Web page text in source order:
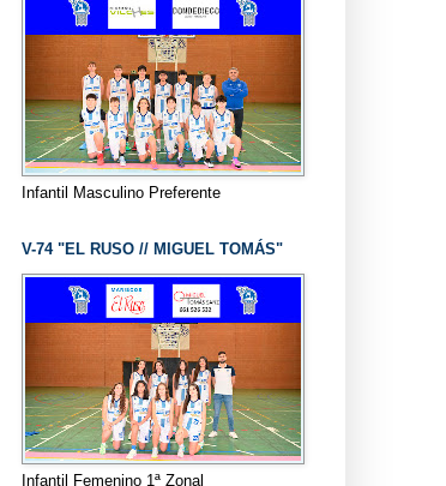
Infantil Masculino Preferente
V-74 "EL RUSO // MIGUEL TOMÁS"
Infantil Femenino 1ª Zonal